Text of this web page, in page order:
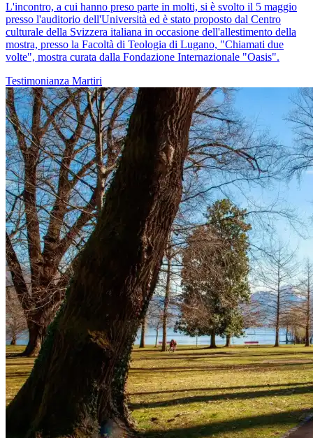
L'incontro, a cui hanno preso parte in molti, si è svolto il 5 maggio
presso l'auditorio dell'Università ed è stato proposto dal Centro
culturale della Svizzera italiana in occasione dell'allestimento della
mostra, presso la Facoltà di Teologia di Lugano, "Chiamati due
volte", mostra curata dalla Fondazione Internazionale "Oasis".
Testimonianza Martiri